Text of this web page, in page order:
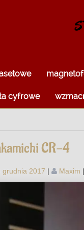
cyfrowe
CR-4
grudnia 2017 | Maxim |